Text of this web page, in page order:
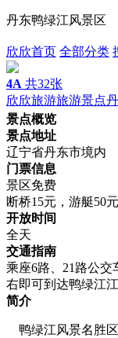
丹东鸭绿江风景区
欣欣首页 全部分类
4A 共32张
欣欣旅游旅游景点
景点概览
景点地址
辽宁省丹东市境内
门票信息
景区免费
断桥15元，游艇50元
开放时间
全天
交通指南
乘座6路、21路公交
右即可到达鸭绿江江
简介
鸭绿江风景名胜